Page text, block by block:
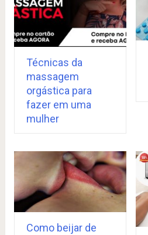
Técnicas da
massagem
orgástica para
fazer em uma
mulher
Como beijar de